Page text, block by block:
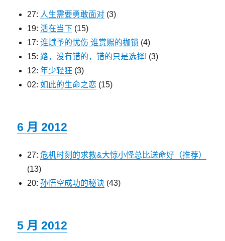
27: 人生需要勇敢面对 (3)
19: 活在当下 (15)
17: 谁赋予的忧伤 谁赏赐的枷锁 (4)
15: 路，没有错的，错的只是选择! (3)
12: 年少轻狂 (3)
02: 如此的生命之恋 (15)
6 月 2012
27: 危机时刻的求救&大惊小怪总比送命好（推荐）
(13)
20: 孙悟空成功的秘诀 (43)
5 月 2012